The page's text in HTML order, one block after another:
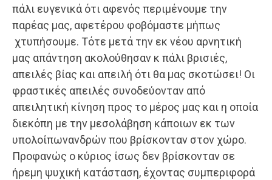
πάλι ευγενικά ότι αφενός περιμένουμε την
παρέας μας, αφετέρου φοβόμαστε μήπως
χτυπήσουμε. Τότε μετά την εκ νέου αρνητική
μας απάντηση ακολούθησαν κ πάλι βρισιές,
απειλές βίας και απειλή ότι θα μας σκοτώσει! Οι
φραστικές απειλές συνοδεύονταν από
απειλητική κίνηση προς το μέρος μας και η οποία
διεκόπη με την μεσολάβηση κάποιων εκ των
υπολοίπωνανδρών που βρίσκονταν στον χώρο.
Προφανώς ο κύριος ίσως δεν βρίσκονταν σε
ήρεμη ψυχική κατάσταση, έχοντας συμπεριφορά